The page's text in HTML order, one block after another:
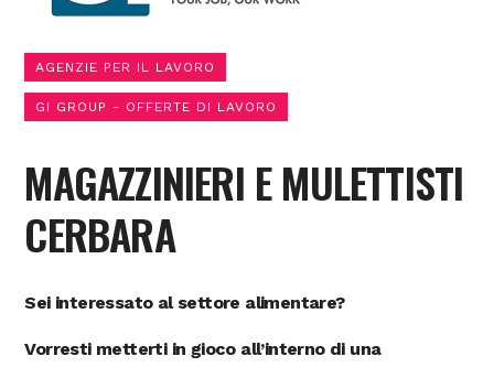
AGENZIE PER IL LAVORO
GI GROUP - OFFERTE DI LAVORO
MAGAZZINIERI E MULETTISTI
CERBARA
Sei interessato al settore alimentare?
Vorresti metterti in gioco all’interno di una